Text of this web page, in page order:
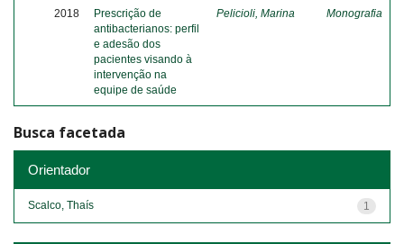
2018
Prescrição de
antibacterianos: perfil
e adesão dos
pacientes visando à
intervenção na
equipe de saúde
Pelicioli, Marina Monografia
Busca facetada
Orientador
1
Scalco, Thaís